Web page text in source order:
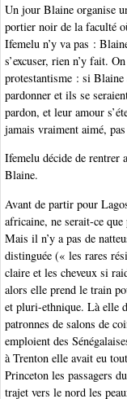
Un jour Blaine organise
portier noir de la faculté
Ifemelu n’y va pas :
s’excuser, rien n’y fait.
protestantisme : si
pardonner et ils se
pardon, et leur amour
jamais vraiment aimé,
Ifemelu décide de rentrer
Blaine.
Avant de partir pour
africaine, ne serait-ce
Mais il n’y a pas de
distinguée (« les rares
claire et les cheveux si
alors elle prend le train
et pluri-ethnique. Là elle
patronnes de salons de
emploient des
à Trenton elle avait eu
Princeton les passagers
trajet vers le nord les